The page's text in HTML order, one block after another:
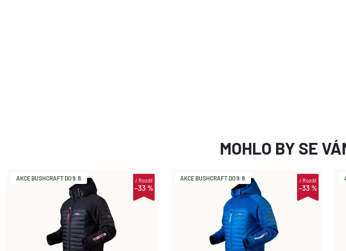
MOHLO BY SE
AKCE BUSHCRAFT DO 9. 8.
–33 %
iRozdíl AKCE BUSHCRAFT DO 9. 8.
–33 %
iRozdíl